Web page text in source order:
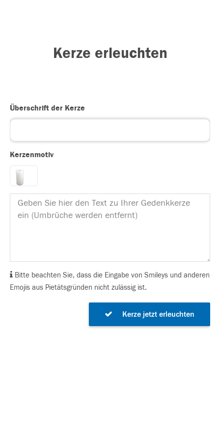
Kerze erleuchten
Überschrift der Kerze
Kerzenmotiv
Bitte beachten Sie, dass die Eingabe von Smileys und anderen
Emojis aus Pietätsgründen nicht zulässig ist.
Kerze jetzt erleuchten